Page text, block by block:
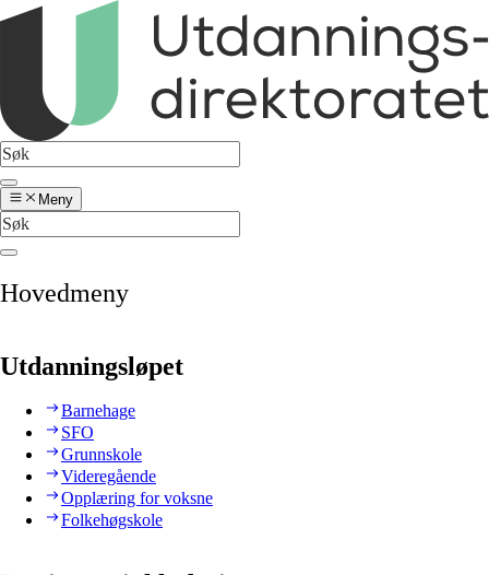
Meny
Hovedmeny
Utdanningsløpet
Barnehage
SFO
Grunnskole
Videregående
Opplæring for voksne
Folkehøgskole